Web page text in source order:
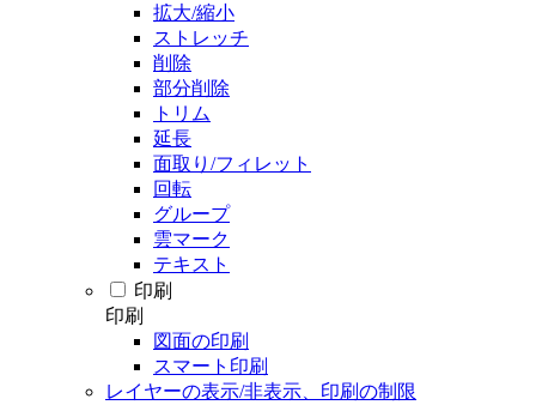
拡大/縮小
ストレッチ
削除
部分削除
トリム
延長
面取り/フィレット
回転
グループ
雲マーク
テキスト
印刷
印刷
図面の印刷
スマート印刷
レイヤーの表示/非表示、印刷の制限